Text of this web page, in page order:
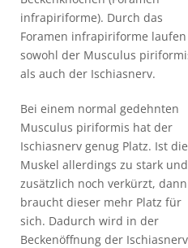
infrapiriforme). Durch das
Foramen infrapiriforme laufen
sowohl der Musculus
als auch der Ischiasnerv.
Bei einem normal gedehnten
Musculus piriformis hat der
Ischiasnerv genug Platz. Ist
Muskel allerdings zu stark und
zusätzlich noch verkürzt, dann
braucht dieser mehr Platz für
sich. Dadurch wird in der
Beckenöffnung der Ischiasnerv